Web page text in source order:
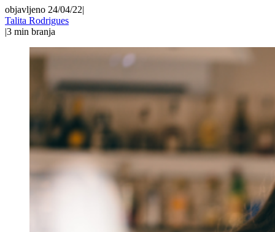
objavljeno 24/04/22|
Talita Rodrigues
|3 min branja